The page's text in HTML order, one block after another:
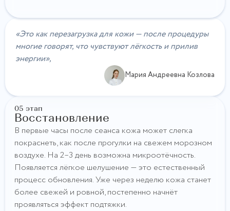
«Это как перезагрузка для кожи — после процедуры
многие говорят, что чувствуют лёгкость и прилив
энергии»,
Мария Андреевна Козлова
05 этап
Восстановление
В первые часы после сеанса кожа может слегка
покраснеть, как после прогулки на свежем морозном
воздухе. На 2–3 день возможна микроотёчность.
Появляется лёгкое шелушение — это естественный
процесс обновления. Уже через неделю кожа станет
более свежей и ровной, постепенно начнёт
проявляться эффект подтяжки.